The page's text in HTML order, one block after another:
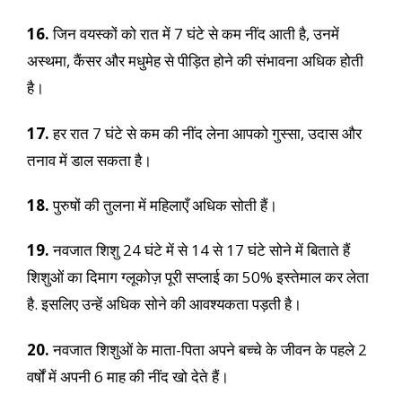
16.जिन वयस्कों को रात में 7 घंटे से कम नींद आती है, उनमें
अस्थमा, कैंसर और मधुमेह से पीड़ित होने की संभावना अधिक होती
है।
17.हर रात 7 घंटे से कम की नींद लेना आपको गुस्सा, उदास और
तनाव में डाल सकता है।
18.पुरुषों की तुलना में महिलाएँ अधिक सोती हैं।
19.नवजात शिशु 24 घंटे में से 14 से 17 घंटे सोने में बिताते हैं
शिशुओं का दिमाग ग्लूकोज़ पूरी सप्लाई का 50% इस्तेमाल कर लेता
है. इसलिए उन्हें अधिक सोने की आवश्यकता पड़ती है।
20.नवजात शिशुओं के माता-पिता अपने बच्चे के जीवन के पहले 2
वर्षों में अपनी 6 माह की नींद खो देते हैं।